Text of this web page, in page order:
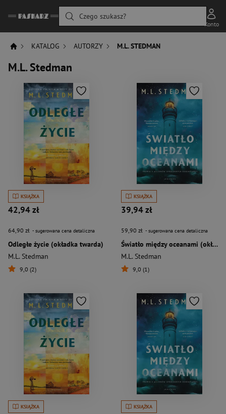
Czego szukasz?
Konto
KATALOG AUTORZY M.L. STEDMAN
M.L. Stedman
KSIĄŻKA
42,94 zł
64,90 zł - sugerowana cena detaliczna
Odległe życie (okładka twarda)
M.L. Stedman
9,0 (2)
KSIĄŻKA
39,94 zł
59,90 zł - sugerowana cena detaliczna
Światło między oceanami (okładka twarda)
M.L. Stedman
9,0 (1)
KSIĄŻKA KSIĄŻKA